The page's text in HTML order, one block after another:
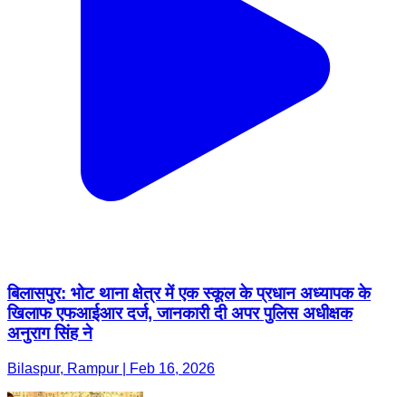
बिलासपुर: भोट थाना क्षेत्र में एक स्कूल के प्रधान अध्यापक के
खिलाफ एफआईआर दर्ज, जानकारी दी अपर पुलिस अधीक्षक
अनुराग सिंह ने
Bilaspur, Rampur | Feb 16, 2026